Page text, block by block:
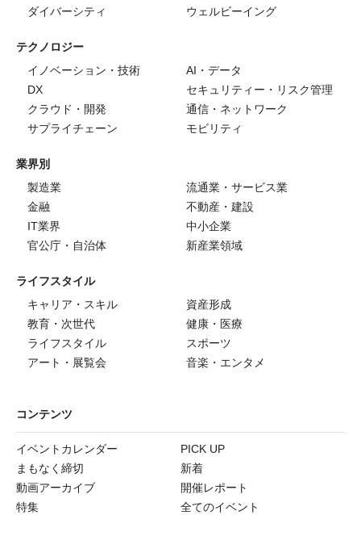
ダイバーシティ
ウェルビーイング
テクノロジー
イノベーション・技術
AI・データ
DX
セキュリティー・リスク管理
クラウド・開発
通信・ネットワーク
サプライチェーン
モビリティ
業界別
製造業
流通業・サービス業
金融
不動産・建設
IT業界
中小企業
官公庁・自治体
新産業領域
ライフスタイル
キャリア・スキル
資産形成
教育・次世代
健康・医療
ライフスタイル
スポーツ
アート・展覧会
音楽・エンタメ
コンテンツ
イベントカレンダー
PICK UP
まもなく締切
新着
動画アーカイブ
開催レポート
特集
全てのイベント